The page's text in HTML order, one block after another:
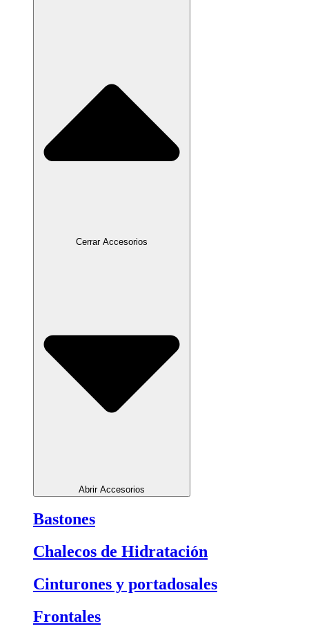
Cerrar Accesorios
Abrir Accesorios
Bastones
Chalecos de Hidratación
Cinturones y portadosales
Frontales